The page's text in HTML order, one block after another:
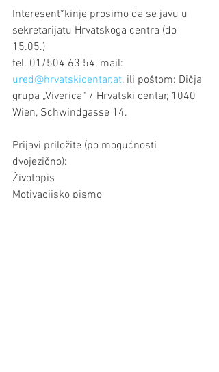
Interesent*kinje prosimo da se javu u
sekretarijatu Hrvatskoga centra (do
15.05.)
tel. 01/504 63 54, mail:
ured@hrvatskicentar.at, ili poštom: Dičja
grupa „Viverica“ / Hrvatski centar, 1040
Wien, Schwindgasse 14.
Prijavi priložite (po mogućnosti
dvojezično):
Životopis
Motivacijsko pismo